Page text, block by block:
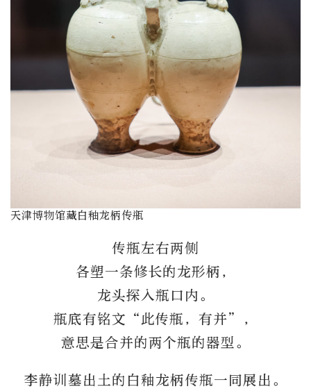
天津博物馆藏白釉龙柄传瓶
传瓶左右两侧
各塑一条修长的龙形柄，
龙头探入瓶口内。
瓶底有铭文“此传瓶，有并”，
意思是合并的两个瓶的器型。
李静训墓出土的白釉龙柄传瓶一同展出。